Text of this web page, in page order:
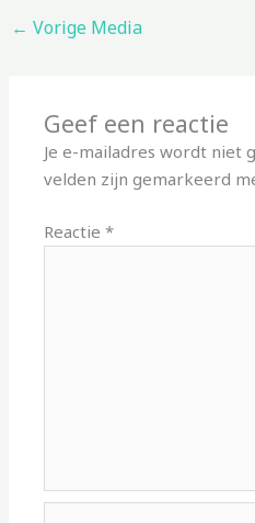
← Vorige Media
Geef een reactie
Je e-mailadres wordt niet
velden zijn gemarkeerd
Reactie*